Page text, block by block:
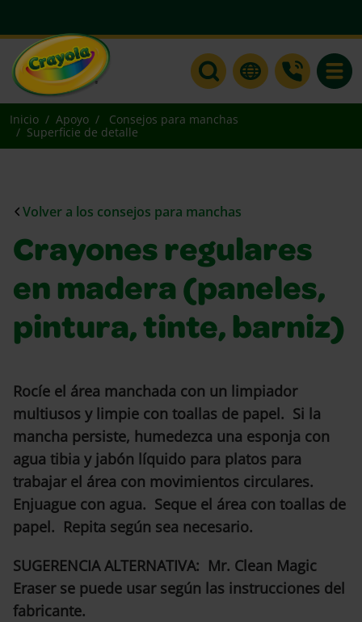
Inicio Apoyo
Consejos para manchas
Superficie de detalle
Volver a los consejos para manchas
Crayones regulares
en madera (paneles,
pintura, tinte, barniz)
Rocíe el área manchada con un limpiador
multiusos y limpie con toallas de papel. Si la
mancha persiste, humedezca una esponja con
agua tibia y jabón líquido para platos para
trabajar el área con movimientos circulares.
Enjuague con agua. Seque el área con toallas de
papel. Repita según sea necesario.
SUGERENCIA ALTERNATIVA: Mr. Clean Magic
Eraser se puede usar según las instrucciones del
fabricante.